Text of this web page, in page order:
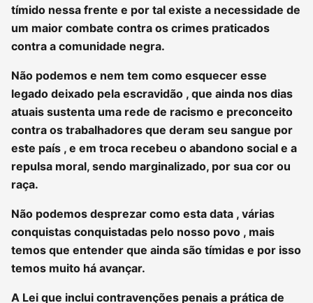
tímido nessa frente e por tal existe a necessidade de
um maior combate contra os crimes praticados
contra a comunidade negra.
Não podemos e nem tem como esquecer esse
legado deixado pela escravidão , que ainda nos dias
atuais sustenta uma rede de racismo e preconceito
contra os trabalhadores que deram seu sangue por
este país , e em troca recebeu o abandono social e a
repulsa moral, sendo marginalizado, por sua cor ou
raça.
Não podemos desprezar como esta data , várias
conquistas conquistadas pelo nosso povo , mais
temos que entender que ainda são tímidas e por isso
temos muito há avançar.
A Lei que inclui contravenções penais a prática de